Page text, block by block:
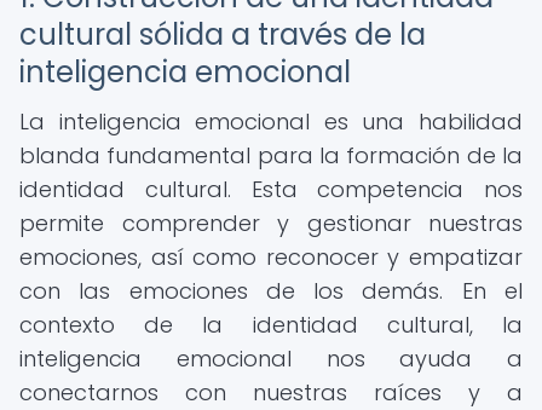
cultural sólida a través de la
inteligencia emocional
La inteligencia emocional es una habilidad
blanda fundamental para la formación de la
identidad cultural. Esta competencia nos
permite comprender y gestionar nuestras
emociones, así como reconocer y empatizar
con las emociones de los demás. En el
contexto de la identidad cultural, la
inteligencia emocional nos ayuda a
conectarnos con nuestras raíces y a